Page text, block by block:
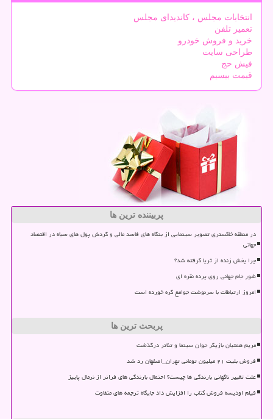
انتخابات مجلس ، کاندیدای مجلس
تعمیر تلفن
خرید و فروش خودرو
طراحی سایت
فیش حج
قیمت بیسیم
پربیننده ترین ها
در منطقه خاکستری تصویر سینمایی از بنگاه های فاسد مالی و گردش پول های سیاه در اقتصاد
جهانی
چرا پخش زنده از ثریا گرفته شد؟
شور جام جهانی روی پرده نقره ای
امروز ارتباطات با سرنوشت جوامع گره خورده است
پربحث ترین ها
مریم همتیان بازیگر جوان سینما و تئاتر درگذشت
فروش بلیت ۲۱ میلیون تومانی تهران_اصفهان رد شد
علت تغییر ناگهانی بارندگی ها چیست؟ احتمال بارندگی های فراتر از نرمال پاییز
فیلم اودیسه فروش کتاب را افزایش داد جایگاه ترجمه های متفاوت